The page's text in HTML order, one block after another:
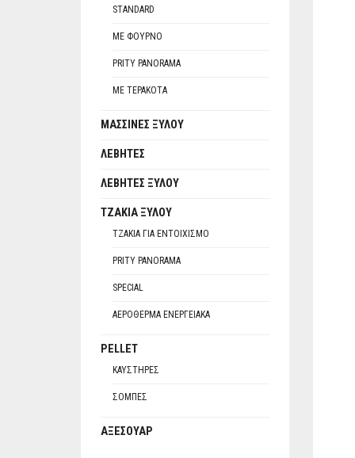
STANDARD
ΜΕ ΦΟΎΡΝΟ
PRITY PANORAMA
ΜΕ ΤΕΡΑΚΌΤΑ
ΜΑΣΣΊΝΕΣ ΞΎΛΟΥ
ΛΈΒΗΤΕΣ
ΛΈΒΗΤΕΣ ΞΎΛΟΥ
ΤΖΆΚΙΑ ΞΎΛΟΥ
ΤΖΆΚΙΑ ΓΙΑ ΕΝΤΟΙΧΙΣΜΌ
PRITY PANORAMA
SPECIAL
ΑΕΡΌΘΕΡΜΑ ΕΝΕΡΓΕΙΑΚΆ
PELLET
ΚΑΥΣΤΉΡΕΣ
ΣΌΜΠΕΣ
ΑΞΕΣΟΥΆΡ